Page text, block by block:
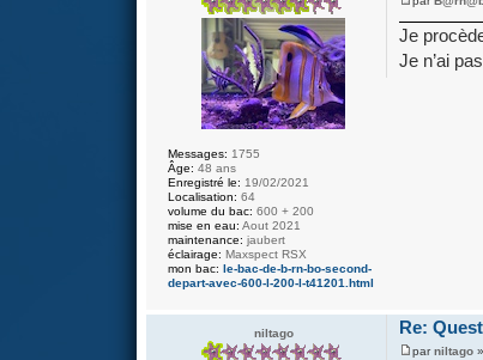
Je
Je n’ai
Messages: 1755
Âge: 48 ans
Enregistré le: 19/02/2021
Localisation: 64
volume du bac: 600 + 200
mise en eau: Aout 2021
maintenance: jaubert
éclairage: Maxspect RSX
mon bac: le-bac-de-b-rn-bo-second-
depart-avec-600-l-200-l-t41201.html
Re:
parniltago
niltago